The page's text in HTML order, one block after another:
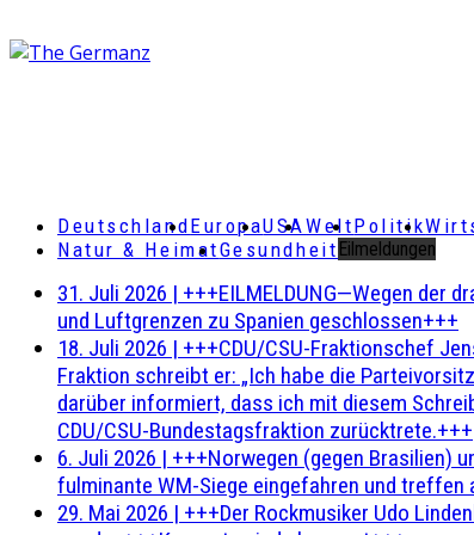
DeutschlandEuropaUSAWeltPolitik
Natur & HeimatGesundheit Eilmeldungen
31. Juli 2026 | +++EILMELDUNG—Wegen der
und Luftgrenzen zu Spanien geschlossen+++
18. Juli 2026 | +++CDU/CSU-Fraktionschef
Fraktion schreibt er: „Ich habe die
darüber informiert, dass ich mit diesem
CDU/CSU-Bundestagsfraktion zurücktrete.+++
6. Juli 2026 | +++Norwegen (gegen Brasilien)
fulminante WM-Siege eingefahren und
29. Mai 2026 | +++Der Rockmusiker Udo